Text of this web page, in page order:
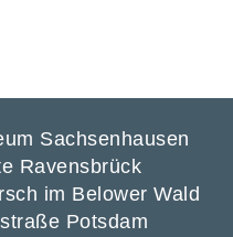
Sachsenhausen
Ravensbrück
im Belower Wald
Potsdam